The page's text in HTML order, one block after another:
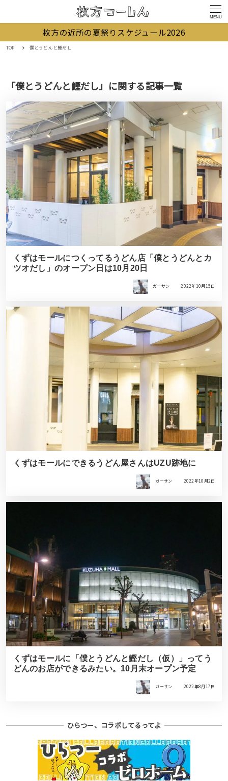
MENU
枚方の近所の夏祭りスケジュール2026
TOP 僕とうどんと鰹だし
「僕とうどんと鰹だし」に関する記事一覧
くずはモールにつくってるうどん店「僕とうどんとカ
ツオだし」のオープン日は10月20日
ガーサン 2022年10月15日
くずはモールにできるうどん屋さんはUZU跡地に
ガーサン 2022年10月2日
くずはモールに「僕とうどんと鰹だし（仮）」ってう
どんのお店ができるみたい。10月末オープン予定
ガーサン 2022年8月17日
ひらつー、コラボしてるってよ